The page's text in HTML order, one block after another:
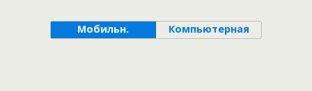
Мобильн. Компьютерная